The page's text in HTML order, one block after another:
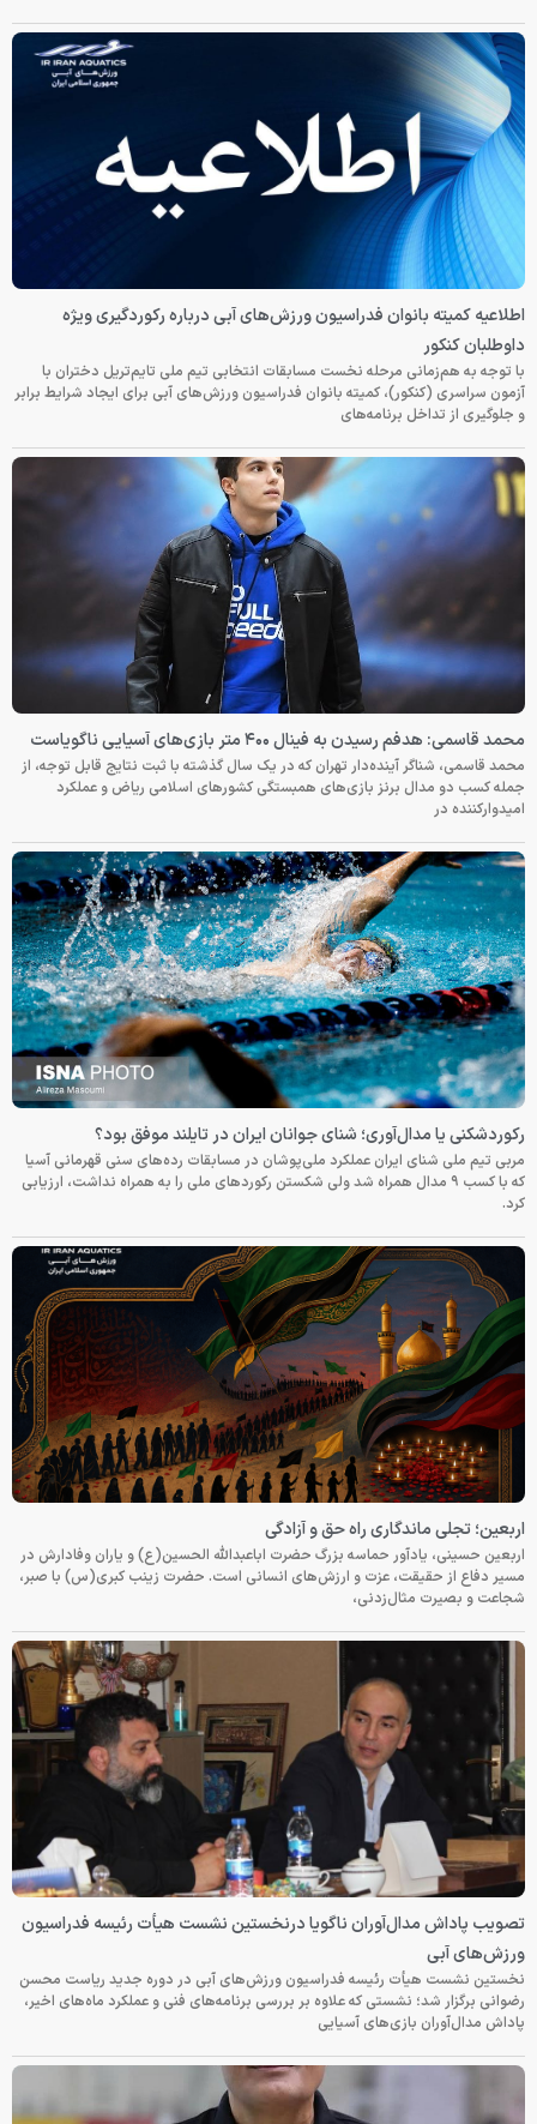
اطلاعیه کمیته بانوان فدراسیون ورزش‌های آبی درباره رکوردگیری ویژه
داوطلبان کنکور
با توجه به هم‌زمانی مرحله نخست مسابقات انتخابی تیم ملی تایم‌تریل دختران با
آزمون سراسری (کنکور)، کمیته بانوان فدراسیون ورزش‌های آبی برای ایجاد شرایط برابر
و جلوگیری از تداخل برنامه‌های
محمد قاسمی: هدفم رسیدن به فینال ۴۰۰ متر بازی‌های آسیایی ناگویاست
محمد قاسمی، شناگر آینده‌دار تهران که در یک سال گذشته با ثبت نتایج قابل توجه، از
جمله کسب دو مدال برنز بازی‌های همبستگی کشورهای اسلامی ریاض و عملکرد
امیدوارکننده در
رکوردشکنی یا مدال‌آوری؛ شنای جوانان ایران در تایلند موفق بود؟
مربی تیم ملی شنای ایران عملکرد ملی‌پوشان در مسابقات رده‌های سنی قهرمانی آسیا
که با کسب ۹ مدال همراه شد ولی شکستن رکوردهای ملی را به همراه نداشت، ارزیابی
کرد.
اربعین؛ تجلی ماندگاری راه حق و آزادگی
اربعین حسینی، یادآور حماسه بزرگ حضرت اباعبدالله الحسین(ع) و یاران وفادارش در
مسیر دفاع از حقیقت، عزت و ارزش‌های انسانی است. حضرت زینب کبری(س) با صبر،
شجاعت و بصیرت مثال‌زدنی،
تصویب پاداش مدال‌آوران ناگویا درنخستین نشست هیأت رئیسه فدراسیون
ورزش‌های آبی
نخستین نشست هیأت رئیسه فدراسیون ورزش‌های آبی در دوره جدید ریاست محسن
رضوانی برگزار شد؛ نشستی که علاوه بر بررسی برنامه‌های فنی و عملکرد ماه‌های اخیر،
پاداش مدال‌آوران بازی‌های آسیایی